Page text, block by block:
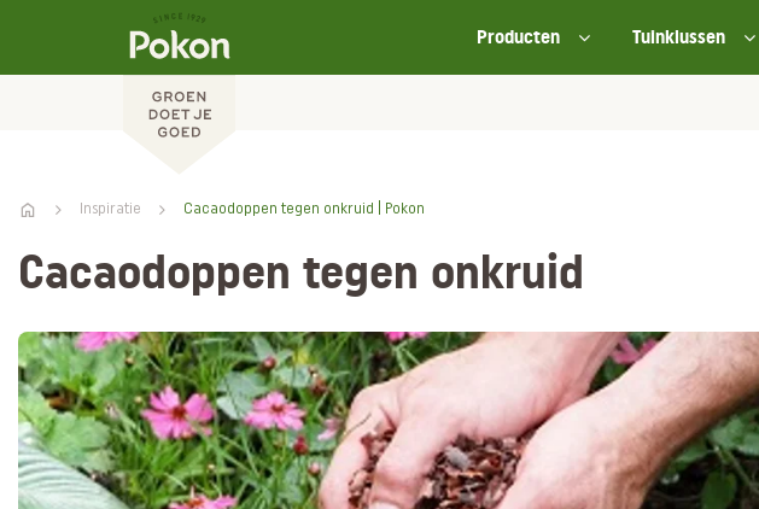
Producten Tuinklussen
Inspiratie Cacaodoppen tegen onkruid | Pokon
Cacaodoppen tegen onkruid